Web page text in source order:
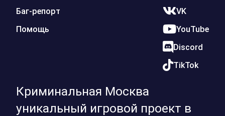
Криминальная Москва
уникальный игровой проект в
Баг-репорт
Помощь
VK
YouTube
Discord
TikTok